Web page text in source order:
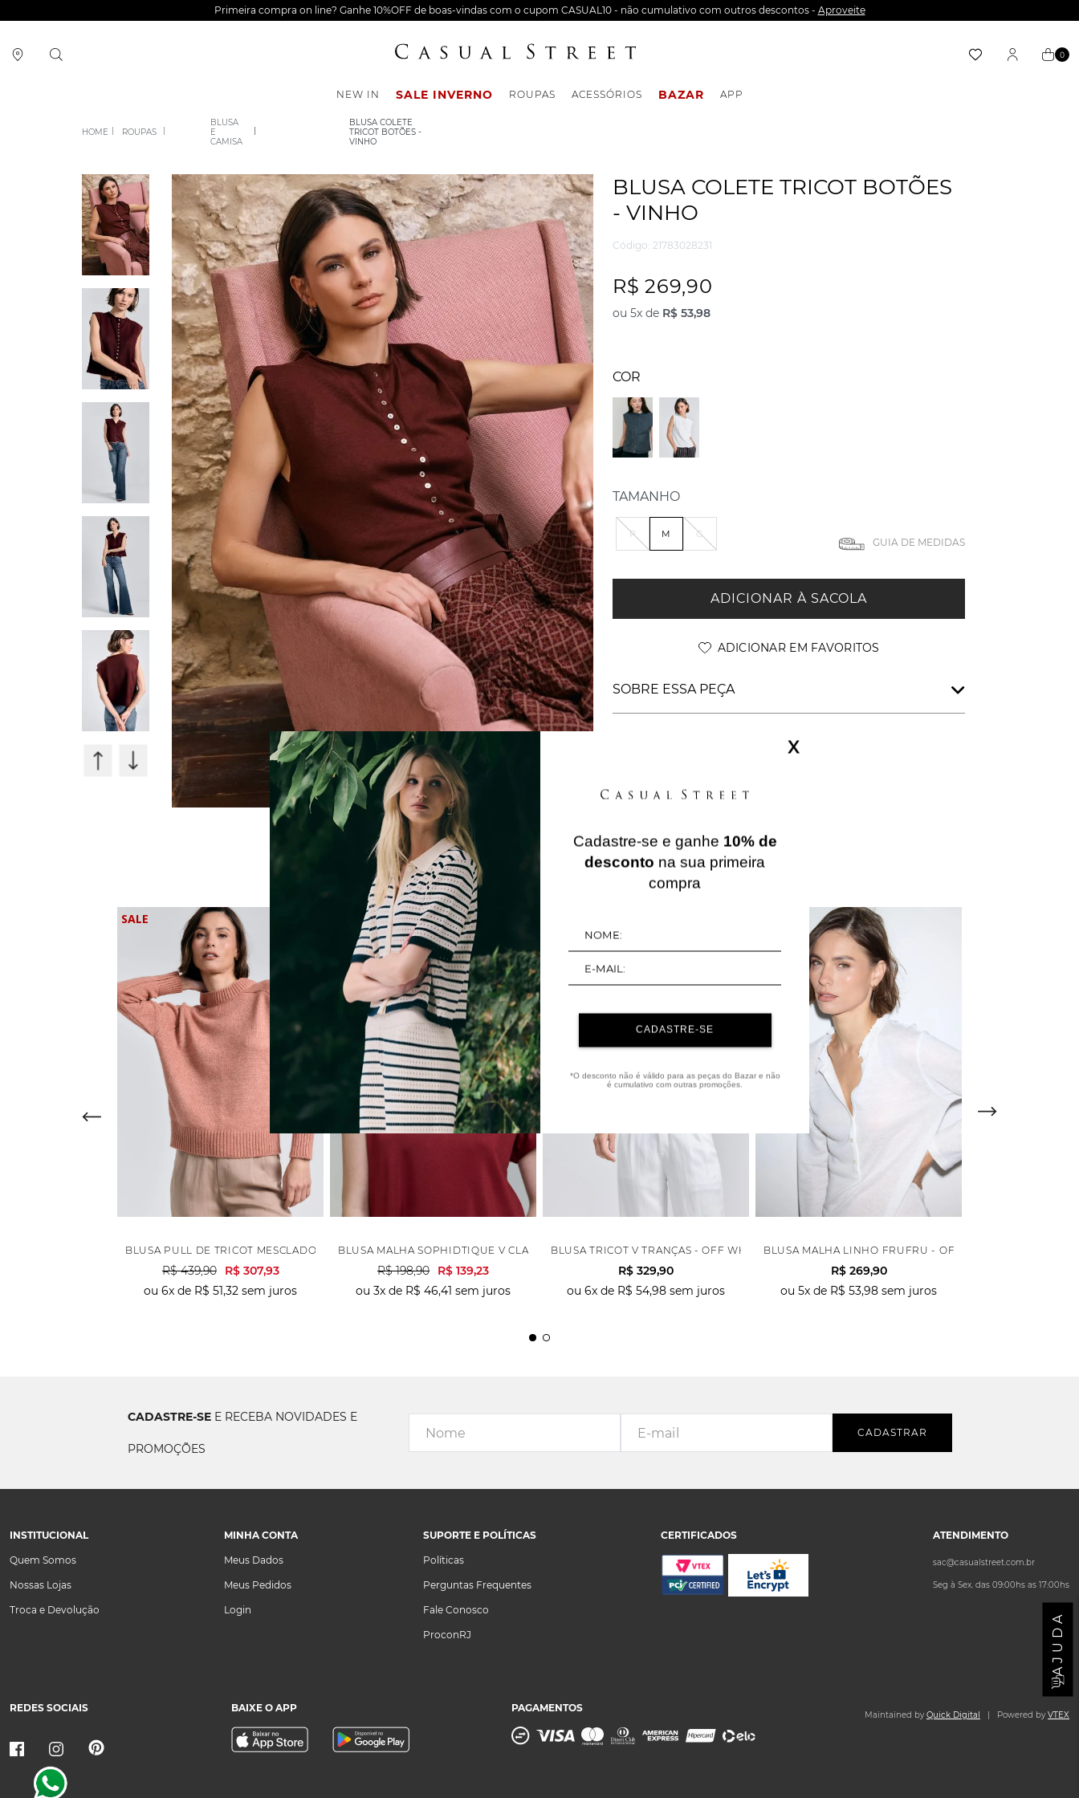
AJUDA
X
Cadastre-se e ganhe 10% de
desconto na sua primeira
compra
CADASTRE-SE
*O desconto não é válido para as peças do Bazar e não
é cumulativo com outras promoções.
Primeira compra on line? Ganhe 10%OFF de boas-vindas com o cupom CASUAL10 - não cumulativo com outros descontos - Aproveite
0
NEW IN SALE INVERNO ROUPAS ACESSÓRIOS BAZAR APP
ROUPAS
BLUSA
E
CAMISA
BLUSA COLETE
TRICOT BOTÕES -
VINHO
BLUSA COLETE TRICOT BOTÕES
- VINHO
Código: 21783028231
R$ 269,90
ou5x de R$ 53,98
TAMANHO
P M G
GUIA DE MEDIDAS
ADICIONAR À SACOLA
SOBRE ESSA PEÇA
QUERIDINHOS
TRIANGULO BOTÕES - OFF WHITEBLUSA PULL DE TRICOT MESCLADO - CORAL
R$ 439,90 R$ 307,93
ou 6x de R$ 51,32 sem juros
BLUSA MALHA SOPHIDTIQUE V CLASSIC - TELHA
R$ 198,90 R$ 139,23
ou 3x de R$ 46,41 sem juros
BLUSA TRICOT V TRANÇAS - OFF WHITE
R$ 329,90
ou 6x de R$ 54,98 sem juros
BLUSA MALHA LINHO FRUFRU - OFF WHITE
R$ 269,90
ou 5x de R$ 53,98 sem juros
CADASTRE-SEE RECEBA NOVIDADES E
PROMOÇÕES
CADASTRAR
INSTITUCIONAL
Quem Somos
Nossas Lojas
Troca e Devolução
MINHA CONTA
Meus Dados
Meus Pedidos
Login
SUPORTE E POLÍTICAS
Políticas
Perguntas Frequentes
Fale Conosco
ProconRJ
CERTIFICADOS ATENDIMENTO
sac@casualstreet.com.br
Seg à Sex. das 09:00hs as 17:00hs
REDES SOCIAIS BAIXE O APP PAGAMENTOS
Maintained by Quick Digital | Powered by VTEX